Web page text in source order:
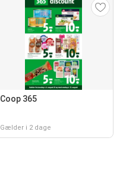
Coop 365
Gælder i 2 dage